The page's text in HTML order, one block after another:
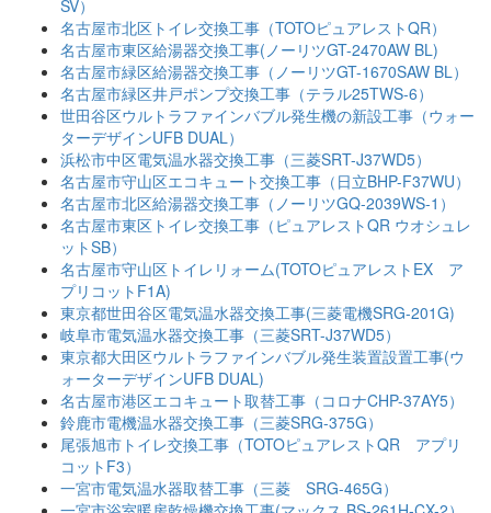
SV）
名古屋市北区トイレ交換工事（TOTOピュアレストQR）
名古屋市東区給湯器交換工事(ノーリツGT-2470AW BL)
名古屋市緑区給湯器交換工事（ノーリツGT-1670SAW BL）
名古屋市緑区井戸ポンプ交換工事（テラル25TWS-6）
世田谷区ウルトラファインバブル発生機の新設工事（ウォー
ターデザインUFB DUAL）
浜松市中区電気温水器交換工事（三菱SRT-J37WD5）
名古屋市守山区エコキュート交換工事（日立BHP-F37WU）
名古屋市北区給湯器交換工事（ノーリツGQ-2039WS-1）
名古屋市東区トイレ交換工事（ピュアレストQR ウオシュレ
ットSB）
名古屋市守山区トイレリォーム(TOTOピュアレストEX ア
プリコットF1A)
東京都世田谷区電気温水器交換工事(三菱電機SRG-201G)
岐阜市電気温水器交換工事（三菱SRT-J37WD5）
東京都大田区ウルトラファインバブル発生装置設置工事(ウ
ォーターデザインUFB DUAL)
名古屋市港区エコキュート取替工事（コロナCHP-37AY5）
鈴鹿市電機温水器交換工事（三菱SRG-375G）
尾張旭市トイレ交換工事（TOTOピュアレストQR アプリ
コットF3）
一宮市電気温水器取替工事（三菱 SRG-465G）